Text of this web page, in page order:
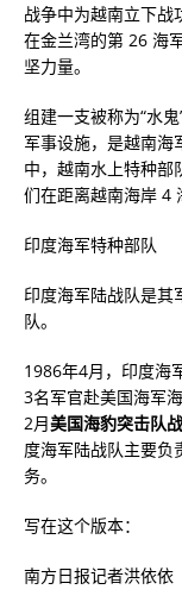
战争中为越南立下战
在金兰湾的第 26 海
坚力量。
组建一支被称为“水
军事设施，是越南海
中，越南水上特种
们在距离越南海岸 4
印度海军特种部队
印度海军陆战队是其
队。
1986年4月，印度海
3名军官赴美国海军
2月美国海豹突击队
度海军陆战队主要负
务。
写在这个版本：
南方日报记者洪依依